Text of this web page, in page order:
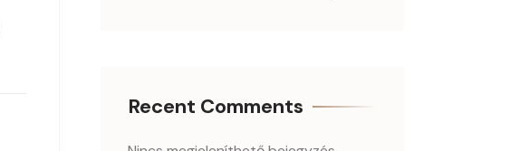
Recent Comments